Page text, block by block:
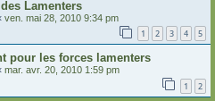
Lamenters
ven. mai 28, 2010 9:34 pm
1 2 3 4 5
pour les forces lamenters
mar. avr. 20, 2010 1:59 pm
1 2